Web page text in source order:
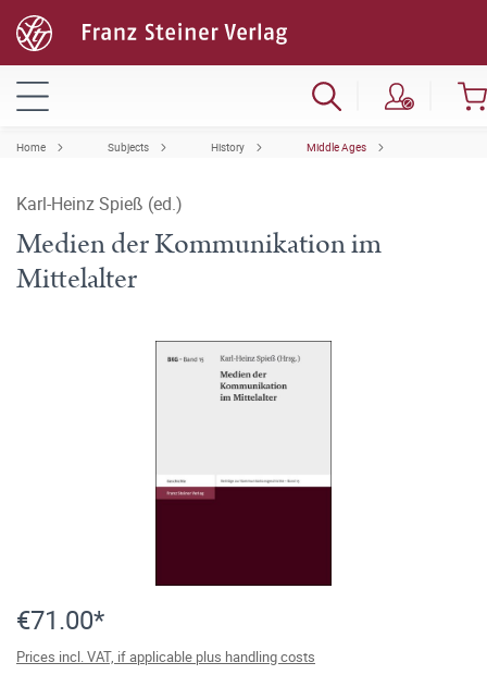
Home Subjects History Middle Ages
Karl-Heinz Spieß (ed.)
Medien der Kommunikation im
Mittelalter
€71.00*
Prices incl. VAT, if applicable plus handling costs